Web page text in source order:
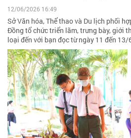
12/06/2026 16:49
Sở Văn hóa, Thể thao và Du lịch phối
Đồng tổ chức triển lãm, trưng bày, giới
loại đến với bạn đọc từ ngày 11 đến 13/